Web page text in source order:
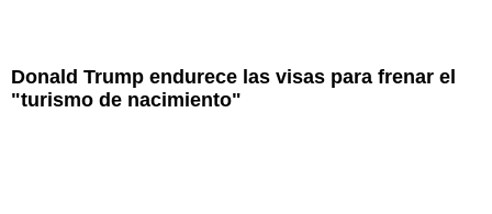
Donald Trump endurece las visas para frenar el
"turismo de nacimiento"